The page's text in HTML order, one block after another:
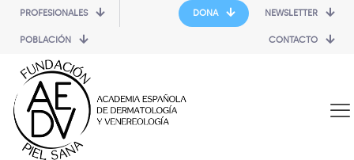
PROFESIONALES
POBLACIÓN
DONA NEWSLETTER
CONTACTO